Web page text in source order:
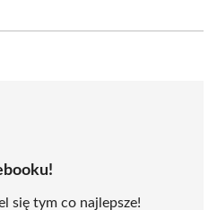
się tym co najlepsze!